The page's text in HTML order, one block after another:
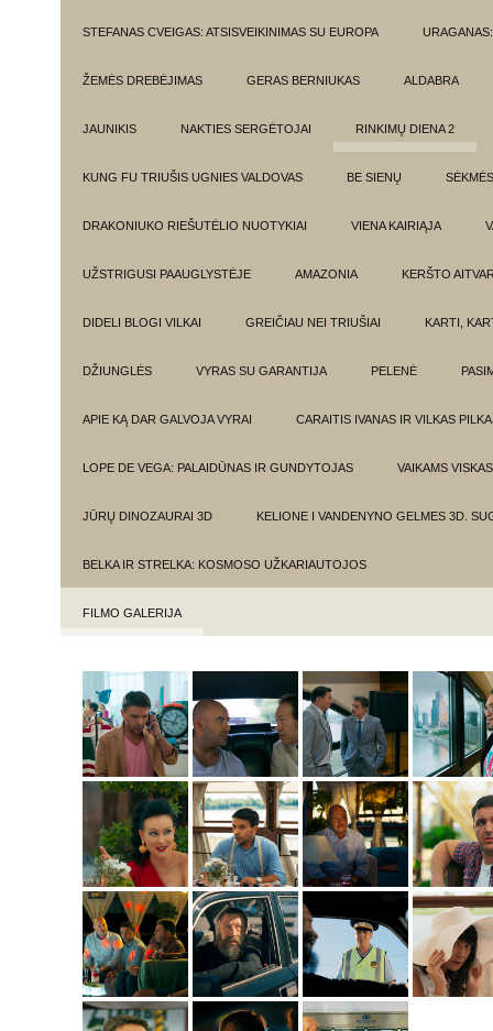
STEFANAS CVEIGAS: ATSISVEIKINIMAS SU EUROPA
ŽEMĖS DREBĖJIMAS GERAS BERNIUKAS ALDABRA
JAUNIKIS NAKTIES SERGĖTOJAI RINKIMŲ DIENA 2
KUNG FU TRIUŠIS UGNIES VALDOVAS BE SIENŲ
DRAKONIUKO RIEŠUTĖLIO NUOTYKIAI VIENA KAIRIĄJA
UŽSTRIGUSI PAAUGLYSTĖJE AMAZONIA KERŠTO
DIDELI BLOGI VILKAI GREIČIAU NEI TRIUŠIAI KARTI,
DŽIUNGLĖS VYRAS SU GARANTIJA PELENĖ
APIE KĄ DAR GALVOJA VYRAI CARAITIS IVANAS IR VILKAS
LOPE DE VEGA: PALAIDŪNAS IR GUNDYTOJAS VAIKAMS
JŪRŲ DINOZAURAI 3D KELIONE I VANDENYNO GELMES 3D.
BELKA IR STRELKA: KOSMOSO UŽKARIAUTOJOS
FILMO GALERIJA